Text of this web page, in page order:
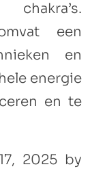
een
en
energie
en te
2025 by